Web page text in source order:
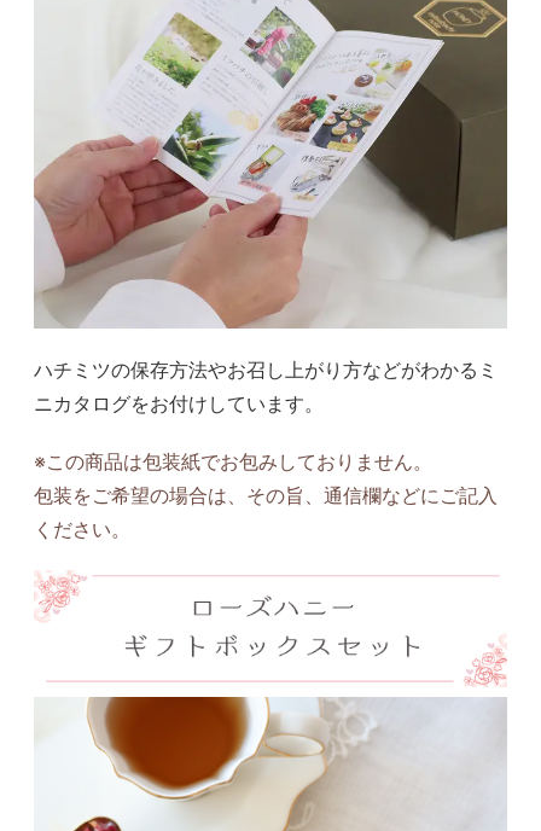
ハチミツの保存方法やお召し上がり方などがわかるミ
ニカタログをお付けしています。
※この商品は包装紙でお包みしておりません。
包装をご希望の場合は、その旨、通信欄などにご記入
ください。